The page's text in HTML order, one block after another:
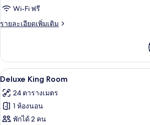
RoomWi-Fi ฟรี
รายละเอียดเพิ่มเติม
ราย
เกี่ยว
กับ
King
เปิด
ภาพถ่าย
ทั้งหมด
ของ
เครื่องนอน
7
Deluxe King Room
24 ตารางเมตร
1 ห้องนอน
พักได้ 2 คน